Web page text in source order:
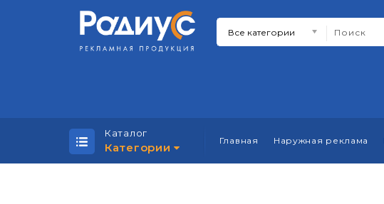
Каталог
Категории
Главная Наружная реклама